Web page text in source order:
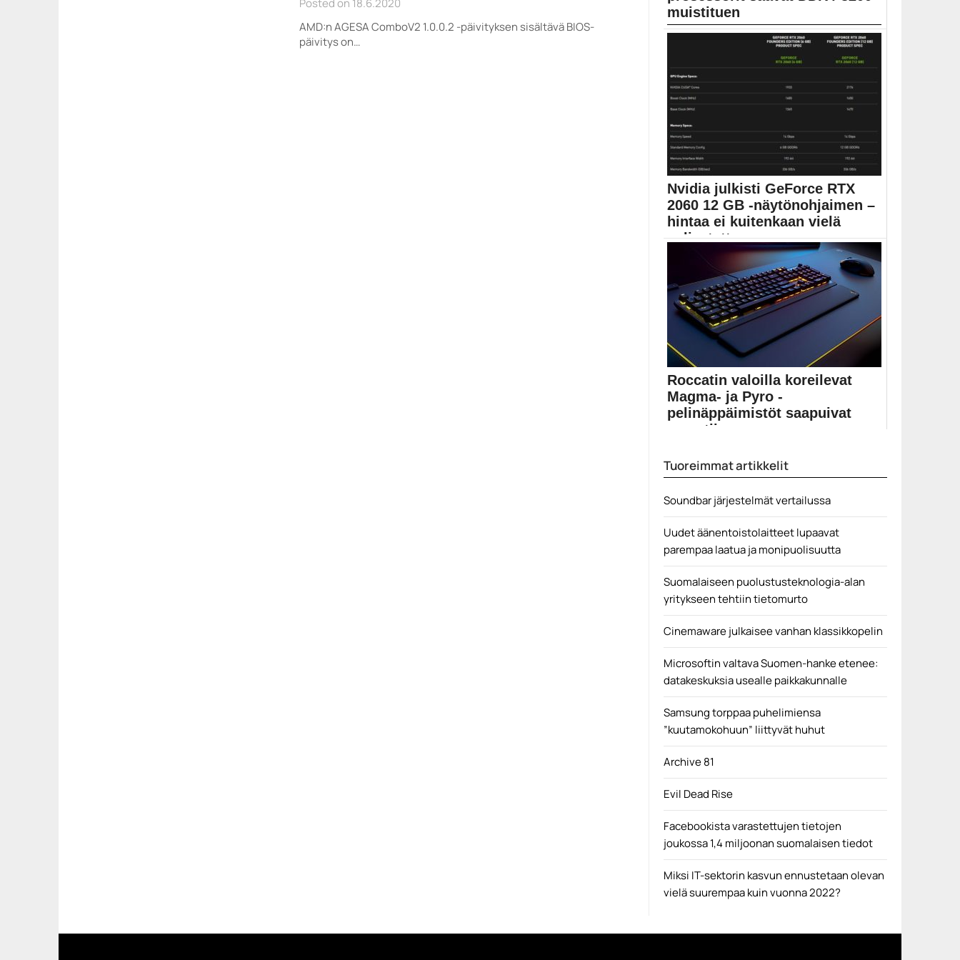
Posted on 18.6.2020
AMD:n AGESA ComboV2 1.0.0.2 -päivityksen sisältävä BIOS-
päivitys on…
muistituen
AMD:n tulevat prosessorit näyttävät vuototiedon
perusteella saavan keskusmuisteille...
Nvidia julkisti GeForce RTX
2060 12 GB -näytönohjaimen –
hintaa ei kuitenkaan vielä
paljastettu
GeForce RTX 2060 12 GB -näytönohjaimen tiedot
julkaistiin...
Geforce RTX 2060 12GB
Roccatin valoilla koreilevat
Magma- ja Pyro -
pelinäppäimistöt saapuivat
myyntiin
ovat saapuneet myytiin. Kalvokupukytkimiin...
Tuoreimmat artikkelit
Soundbar järjestelmät vertailussa
Uudet äänentoistolaitteet lupaavat
parempaa laatua ja monipuolisuutta
Suomalaiseen puolustusteknologia-alan
yritykseen tehtiin tietomurto
Cinemaware julkaisee vanhan klassikkopelin
Microsoftin valtava Suomen-hanke etenee:
datakeskuksia usealle paikkakunnalle
Samsung torppaa puhelimiensa
”kuutamokohuun” liittyvät huhut
Archive 81
Evil Dead Rise
Facebookista varastettujen tietojen
joukossa 1,4 miljoonan suomalaisen tiedot
Miksi IT-sektorin kasvun ennustetaan olevan
vielä suurempaa kuin vuonna 2022?